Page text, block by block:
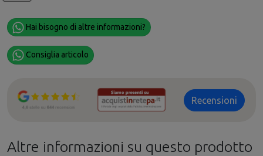
Hai bisogno di altre informazioni?
Consiglia articolo
Recensioni
Altre informazioni su questo prodotto